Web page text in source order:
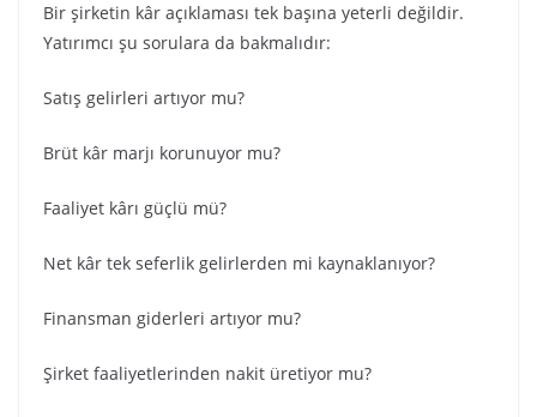
Bir şirketin kâr açıklaması tek başına yeterli değildir.
Yatırımcı şu sorulara da bakmalıdır:
Satış gelirleri artıyor mu?
Brüt kâr marjı korunuyor mu?
Faaliyet kârı güçlü mü?
Net kâr tek seferlik gelirlerden mi kaynaklanıyor?
Finansman giderleri artıyor mu?
Şirket faaliyetlerinden nakit üretiyor mu?